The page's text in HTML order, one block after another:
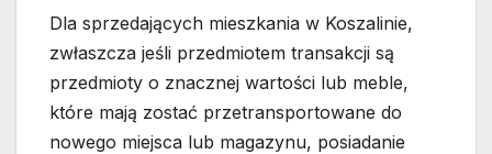
Dla sprzedających mieszkania w Koszalinie,
zwłaszcza jeśli przedmiotem transakcji są
przedmioty o znacznej wartości lub meble,
które mają zostać przetransportowane do
nowego miejsca lub magazynu, posiadanie